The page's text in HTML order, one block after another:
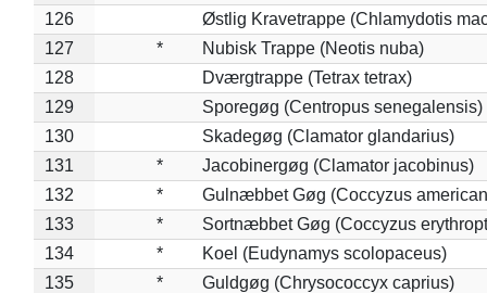
126
Østlig Kravetrappe (Chlamydotis
127
*
Nubisk Trappe (Neotis nuba)
128
Dværgtrappe (Tetrax tetrax)
129
Sporegøg (Centropus senegalensis)
130
Skadegøg (Clamator glandarius)
131
*
Jacobinergøg (Clamator jacobinus)
132
*
Gulnæbbet Gøg (Coccyzus
133
*
Sortnæbbet Gøg (Coccyzus
134
*
Koel (Eudynamys scolopaceus)
135
*
Guldgøg (Chrysococcyx caprius)